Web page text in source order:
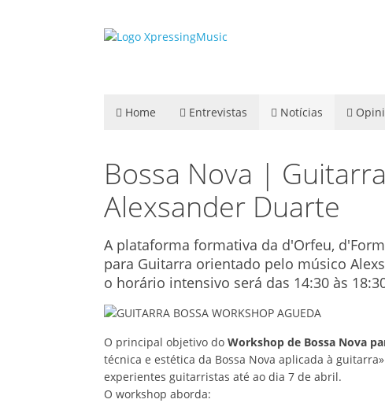
Home Entrevistas Notícias
Bossa Nova |
Alexsander Duarte
A plataforma formativa da d'Orfeu,
para Guitarra orientado pelo músico
o horário intensivo será das 14:30 às
O principal objetivo do Workshop de Bossa Nova
técnica e estética da Bossa Nova aplicada à
experientes guitarristas até ao dia 7 de abril.
O workshop aborda: